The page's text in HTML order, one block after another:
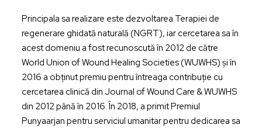
Principala sa realizare este dezvoltarea Terapiei de
regenerare ghidată naturală (NGRT), iar cercetarea sa în
acest domeniu a fost recunoscută în 2012 de către
World Union of Wound Healing Societies (WUWHS) și în
2016 a obținut premiu pentru întreaga contribuție cu
cercetarea clinică din Journal of Wound Care & WUWHS
din 2012 până în 2016. În 2018, a primit Premiul
Punyaarjan pentru serviciul umanitar pentru dedicarea sa